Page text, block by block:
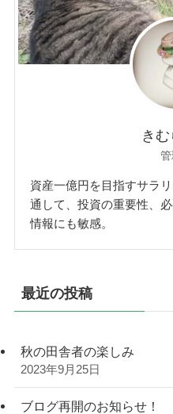
き
管
資産一億円を目指すサラ
通して、投資の重要性、
情報にも敏感。
最近の投稿
秋の田舎者の楽しみ
2023年9月25日
ブログ再開のお知らせ！